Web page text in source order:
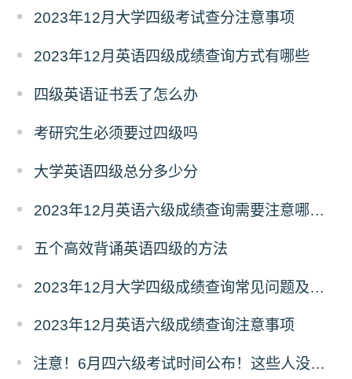
2023年12月大学四级考试查分注意事项
2023年12月英语四级成绩查询方式有哪些
四级英语证书丢了怎么办
考研究生必须要过四级吗
大学英语四级总分多少分
2023年12月英语六级成绩查询需要注意哪些问题
五个高效背诵英语四级的方法
2023年12月大学四级成绩查询常见问题及解答
2023年12月英语六级成绩查询注意事项
注意！6月四六级考试时间公布！这些人没有报考资格>>